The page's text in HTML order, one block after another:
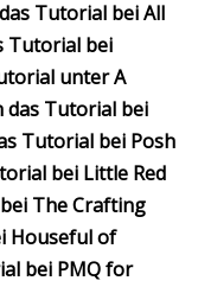
Tutorial bei All
Tutorial bei
unter A
das Tutorial bei
Tutorial bei Posh
bei Little Red
The Crafting
Houseful of
bei PMQ for